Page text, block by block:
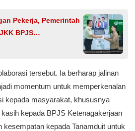
Pekerja, Pemerintah
BPJS
tersebut. Ia berharap jalinan
momentum untuk memperkenalan
kepada masyarakat, khususnya
kepada BPJS Ketenagakerjaan
kesempatan kepada Tanamduit untuk